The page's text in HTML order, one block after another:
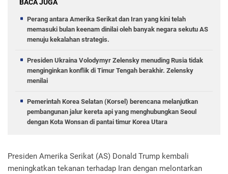
BACA JUGA
Perang antara Amerika Serikat dan Iran yang kini telah
memasuki bulan keenam dinilai oleh banyak negara sekutu AS
menuju kekalahan strategis.
Presiden Ukraina Volodymyr Zelensky menuding Rusia tidak
menginginkan konflik di Timur Tengah berakhir. Zelensky
menilai
Pemerintah Korea Selatan (Korsel) berencana melanjutkan
pembangunan jalur kereta api yang menghubungkan Seoul
dengan Kota Wonsan di pantai timur Korea Utara
Presiden Amerika Serikat (AS) Donald Trump kembali
meningkatkan tekanan terhadap Iran dengan melontarkan